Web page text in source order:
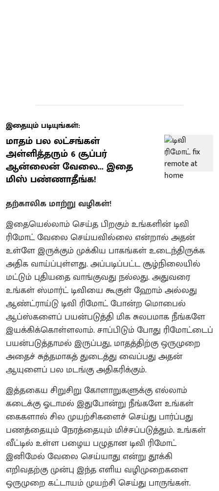
இதையும் படியுங்கள்:
மாதம் பல லட்சங்கள்
அள்ளித்தரும் 6 சூப்பர்
ஆன்லைன் வேலை... இதை
மிஸ் பண்ணாதீங்க!
தற்காலிக மாற்று வழிகள்!
இதையெல்லாம் செய்த பிறகும் உங்களின் டிவி
ரிமோட் வேலை செய்யவில்லை என்றால் அதன்
உள்ளே இருக்கும் முக்கிய பாகங்கள் உடைந்திருக்க
அதிக வாய்ப்புள்ளது. அப்படிப்பட்ட சூழ்நிலையில்
மட்டும் புதியதை வாங்குவது நல்லது. அதுவரை
உங்கள் ஸ்மார்ட் டிவியை கூகுள் ஹோம் அல்லது
ஆண்ட்ராய்டு டிவி ரிமோட் போன்ற மொபைல்
ஆப்ஸ்களைப் பயன்படுத்தி மிக சுலபமாக நீங்களே
இயக்கிக்கொள்ளலாம். சாப்பிடும் போது ரிமோட்டைப்
பயன்படுத்தாமல் இருப்பது, மாதத்திற்கு ஒருமுறை
அதைச் சுத்தமாகத் துடைத்து வைப்பது அதன்
ஆயுளைப் பல மடங்கு அதிகரிக்கும்.
இத்தகைய சிறுசிறு கோளாறுகளுக்கு எல்லாம்
கடைக்கு ஓடாமல் இதுபோன்று நீங்களே உங்கள்
கைகளால் சில முயற்சிகளைச் செய்து பார்ப்பது
பணத்தையும் நேரத்தையும் மிச்சப்படுத்தும். உங்கள்
வீட்டில் உள்ள பழைய பழுதான டிவி ரிமோட்
இனிமேல் வேலை செய்யாது என்று தூக்கி
எறிவதற்கு முன்பு இந்த எளிய வழிமுறைகளை
ஒருமுறை கட்டாயம் முயற்சி செய்து பாருங்கள்.